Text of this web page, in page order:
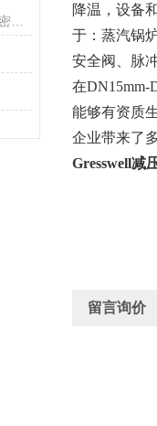
Jakob 联轴器：工业传动的关键秘密是什么？
降温，设备
于：蒸汽锅
安全阀、脉
在DN15mm-
能够有资质
企业带来了
Gresswell减
留言询价